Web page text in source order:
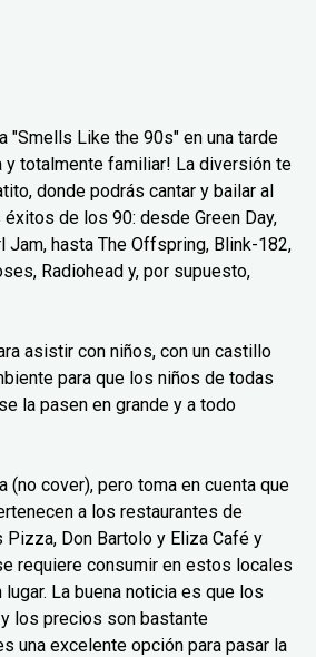
"Smells Like the 90s" en una tarde
y totalmente familiar! La diversión te
donde podrás cantar y bailar al
de los 90: desde Green Day,
Jam, hasta The Offspring, Blink-182,
Radiohead y, por supuesto,
asistir con niños, con un castillo
para que los niños de todas
la pasen en grande y a todo
(no cover), pero toma en cuenta que
a los restaurantes de
Pizza, Don Bartolo y Eliza Café y
requiere consumir en estos locales
lugar. La buena noticia es que los
los precios son bastante
una excelente opción para pasar la